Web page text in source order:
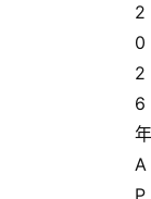
2
0
2
6
年
A
P